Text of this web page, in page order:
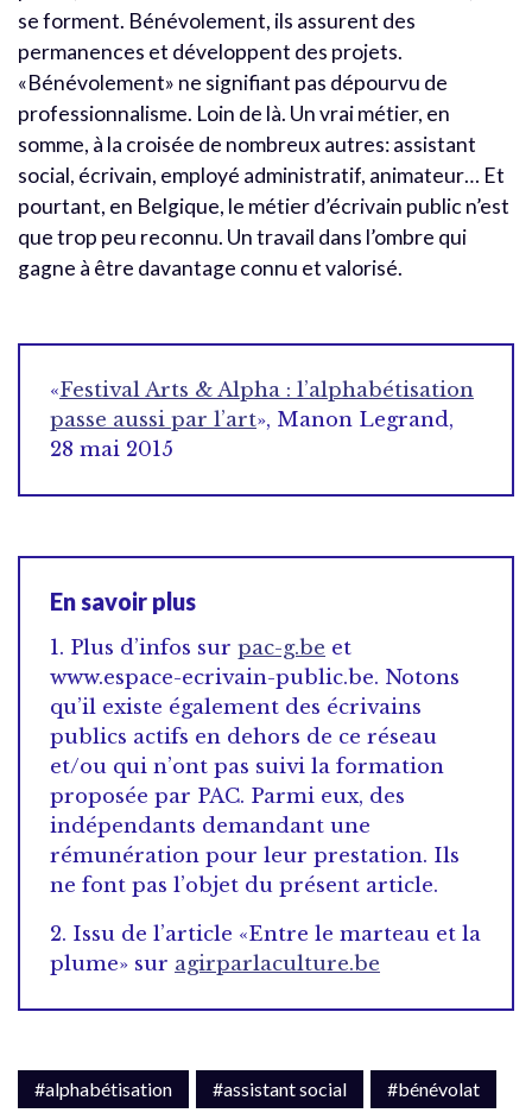
se forment. Bénévolement, ils assurent des
permanences et développent des projets.
«Bénévolement» ne signifiant pas dépourvu de
professionnalisme. Loin de là. Un vrai métier, en
somme, à la croisée de nombreux autres: assistant
social, écrivain, employé administratif, animateur… Et
pourtant, en Belgique, le métier d’écrivain public n’est
que trop peu reconnu. Un travail dans l’ombre qui
gagne à être davantage connu et valorisé.
«Festival Arts & Alpha : l’alphabétisation
passe aussi par l’art», Manon Legrand,
28 mai 2015
En savoir plus
1. Plus d’infos sur pac-g.be et
www.espace-ecrivain-public.be. Notons
qu’il existe également des écrivains
publics actifs en dehors de ce réseau
et/ou qui n’ont pas suivi la formation
proposée par PAC. Parmi eux, des
indépendants demandant une
rémunération pour leur prestation. Ils
ne font pas l’objet du présent article.
2. Issu de l’article «Entre le marteau et la
plume» sur agirparlaculture.be
#alphabétisation #assistant social
#bénévolat